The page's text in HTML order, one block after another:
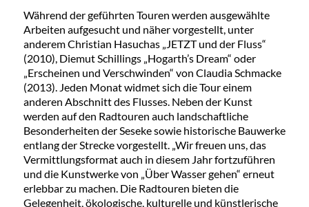
Während der geführten Touren werden ausgewählte
Arbeiten aufgesucht und näher vorgestellt, unter
anderem Christian Hasuchas „JETZT und der Fluss“
(2010), Diemut Schillings „Hogarth’s Dream“ oder
„Erscheinen und Verschwinden“ von Claudia Schmacke
(2013). Jeden Monat widmet sich die Tour einem
anderen Abschnitt des Flusses. Neben der Kunst
werden auf den Radtouren auch landschaftliche
Besonderheiten der Seseke sowie historische Bauwerke
entlang der Strecke vorgestellt. „Wir freuen uns, das
Vermittlungsformat auch in diesem Jahr fortzuführen
und die Kunstwerke von „Über Wasser gehen“ erneut
erlebbar zu machen. Die Radtouren bieten die
Gelegenheit, ökologische, kulturelle und künstlerische